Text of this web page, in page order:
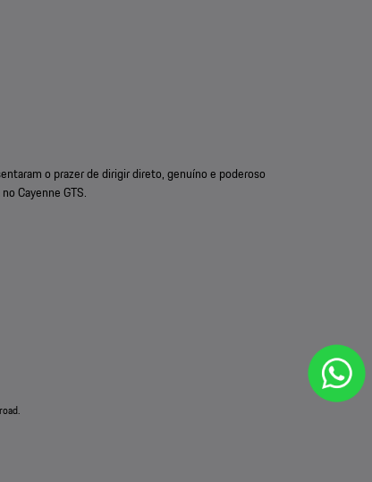
o prazer de dirigir direto, genuíno e poderoso
Cayenne GTS.